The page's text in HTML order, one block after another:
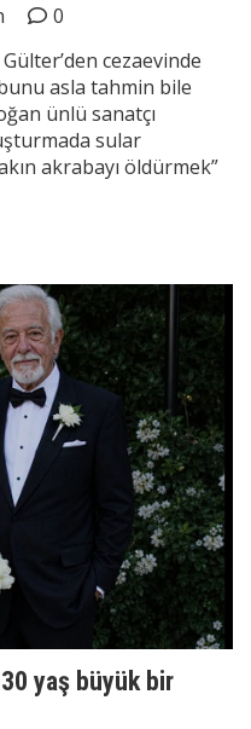
0
cezaevinde
asla tahmin bile
ünlü sanatçı
sular
akrabayı öldürmek”
yaş büyük bir